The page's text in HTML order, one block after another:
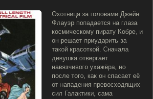
Охотница за головами Джейн
Флауэр попадается на глаза
космическому пирату Кобре, и
он решает приударить за
такой красоткой. Сначала
девушка отвергает
навязчивого ухажёра, но
после того, как он спасает её
от нападения превосходящих
сил Галактики, сама